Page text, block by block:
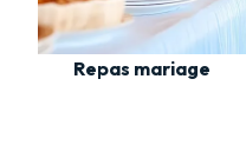
Repas mariage